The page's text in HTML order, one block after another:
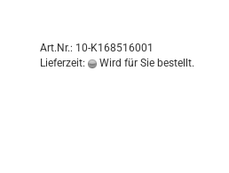
Art.Nr.: 10-K168516001
Lieferzeit:
Wird für Sie bestellt.